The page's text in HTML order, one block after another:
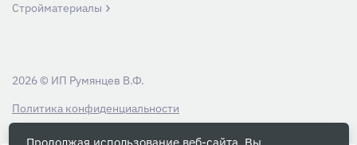
Стройматериалы
Политика конфиденциальности
2026 © ИП Румянцев В.Ф.